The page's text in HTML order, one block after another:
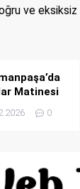
ve eksiksiz
Matinesi
Devam
0